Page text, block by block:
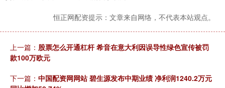
恒正网配资提示：文章来自网络，不代表本站观点。
上一篇： 股票怎么开通杠杆 希音在意大利因误导性绿色宣传被罚
款100万欧元
下一篇： 中国配资网网站 碧生源发布中期业绩 净利润1240.2万元